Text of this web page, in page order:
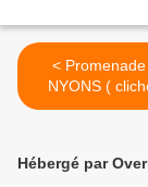
< Promenade près de
NYONS (
Hébergé par